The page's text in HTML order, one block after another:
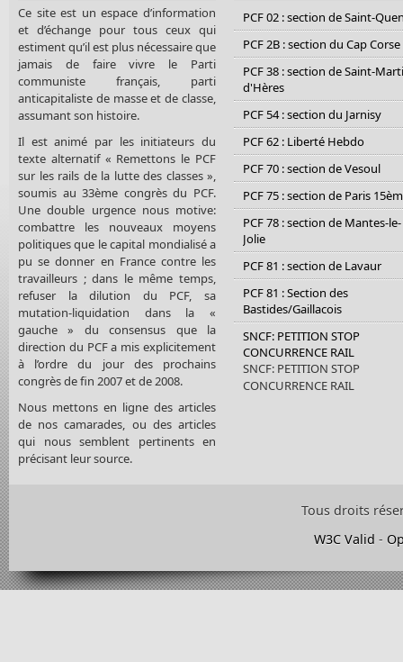
Ce site est un espace d’information
et d’échange pour tous ceux qui
estiment qu’il est plus nécessaire que
jamais de faire vivre le Parti
communiste français, parti
anticapitaliste de masse et de classe,
assumant son histoire.
Il est animé par les initiateurs du
texte alternatif « Remettons le PCF
sur les rails de la lutte des classes »,
soumis au 33ème congrès du PCF.
Une double urgence nous motive:
combattre les nouveaux moyens
politiques que le capital mondialisé a
pu se donner en France contre les
travailleurs ; dans le même temps,
refuser la dilution du PCF, sa
mutation-liquidation dans la «
gauche » du consensus que la
direction du PCF a mis explicitement
à l’ordre du jour des prochains
congrès de fin 2007 et de 2008.
Nous mettons en ligne des articles
de nos camarades, ou des articles
qui nous semblent pertinents en
précisant leur source.
PCF 02 : section de Saint-
PCF 2B : section du Cap Corse
PCF 38 : section de Saint-
d'Hères
PCF 54 : section du Jarnisy
PCF 62 : Liberté Hebdo
PCF 70 : section de Vesoul
PCF 75 : section de Paris
PCF 78 : section de Mantes-le-
Jolie
PCF 81 : section de Lavaur
PCF 81 : Section des
Bastides/Gaillacois
SNCF: PETITION STOP
CONCURRENCE RAIL
SNCF: PETITION STOP
CONCURRENCE RAIL
Tous droits
W3C Valid -